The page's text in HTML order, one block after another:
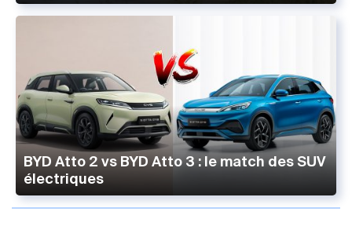
BYD Atto 2 vs BYD Atto 3 : le match des SUV
électriques